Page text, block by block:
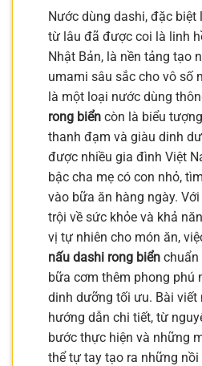
Nước dùng dashi, đặc biệt
từ lâu đã được coi là linh
Nhật Bản, là nền tảng tạo
umami sâu sắc cho vô số
là một loại nước dùng
rong biển còn là biểu
thanh đạm và giàu dinh
được nhiều gia đình Việt
bậc cha mẹ có con nhỏ,
vào bữa ăn hàng ngày.
trội về sức khỏe và khả
vị tự nhiên cho món ăn,
nấu dashi rong biển chuẩn
bữa cơm thêm phong phú
dinh dưỡng tối ưu. Bài viết
hướng dẫn chi tiết, từ
bước thực hiện và những
thể tự tay tạo ra những nồi